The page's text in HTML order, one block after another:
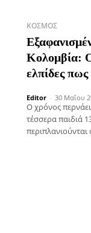
ΚΌΣΜΟΣ
Κολομβία:
ελπίδες πως
Editor - 30 Μαΐου
Ο χρόνος
τέσσερα παιδιά